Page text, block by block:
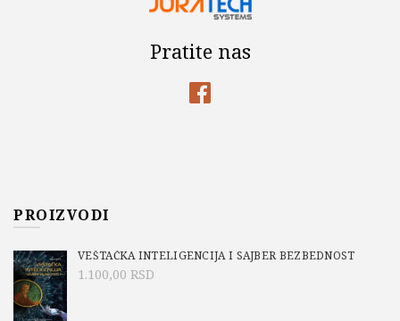
Pratite nas
PROIZVODI
VEŠTAČKA INTELIGENCIJA I SAJBER BEZBEDNOST
1.100,00 RSD